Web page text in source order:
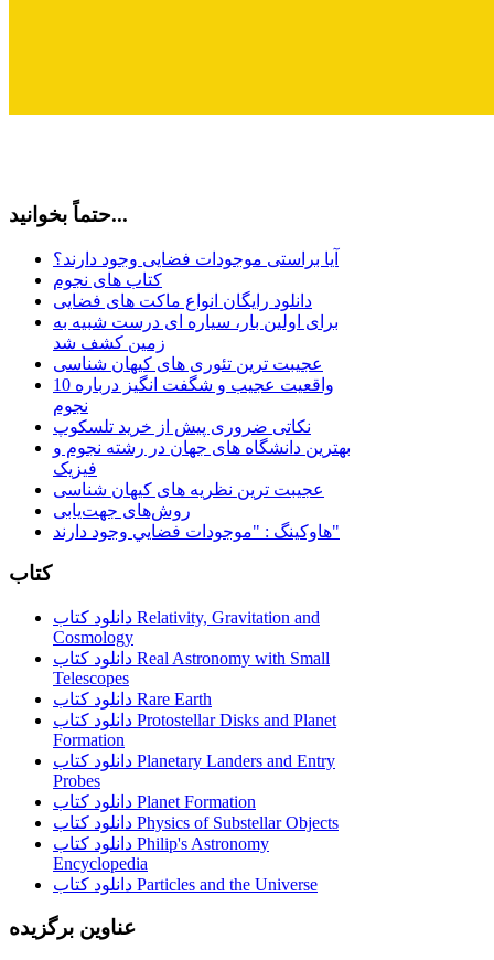
حتماً بخوانید...
آیا براستی موجودات فضایی وجود دارند؟
کتاب های نجوم
دانلود رایگان انواع ماکت های فضایی
برای اولین بار، سیاره ای درست شبیه به
زمین کشف شد
عجیبت ترین تئوری های کیهان شناسی
10 واقعیت عجیب و شگفت انگیز درباره
نجوم
نکاتی ضروری پیش از خرید تلسکوپ
بهترین دانشگاه های جهان در رشته نجوم و
فیزیک
عجیبت ترین نظریه های کیهان شناسی
روش‌های جهت‌یابی
هاوكينگ : "موجودات فضايي وجود دارند"
کتاب
دانلود کتاب Relativity, Gravitation and
Cosmology
دانلود کتاب Real Astronomy with Small
Telescopes
دانلود کتاب Rare Earth
دانلود کتاب Protostellar Disks and Planet
Formation
دانلود کتاب Planetary Landers and Entry
Probes
دانلود کتاب Planet Formation
دانلود کتاب Physics of Substellar Objects
دانلود کتاب Philip's Astronomy
Encyclopedia
دانلود کتاب Particles and the Universe
عناوین برگزیده